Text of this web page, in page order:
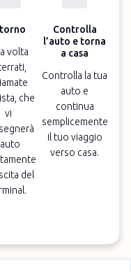
volta
che
vi
del
Controlla
l’auto e torna
a casa
Controlla la tua
auto e
continua
semplicemente
il tuo viaggio
verso casa.